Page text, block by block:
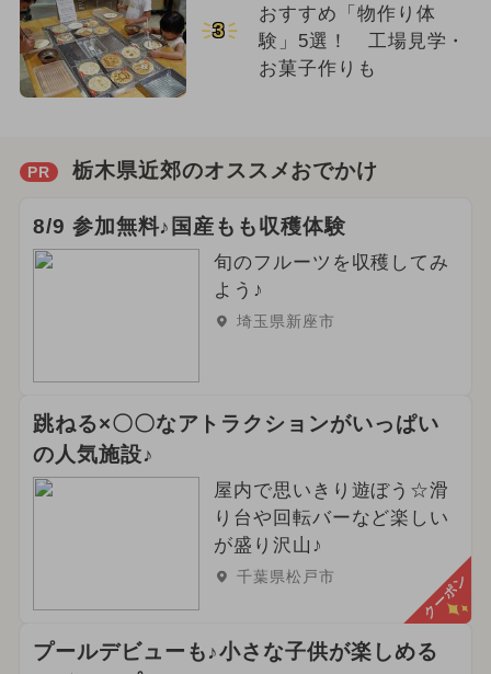
3
おすすめ「物作り体
験」5選！ 工場見学・
お菓子作りも
PR 栃木県近郊のオススメおでかけ
8/9 参加無料♪国産もも収穫体験
旬のフルーツを収穫してみ
よう♪
埼玉県新座市
跳ねる×〇〇なアトラクションがいっぱい
の人気施設♪
屋内で思いきり遊ぼう☆滑
り台や回転バーなど楽しい
が盛り沢山♪
千葉県松戸市 クーポン
プールデビューも♪小さな子供が楽しめる